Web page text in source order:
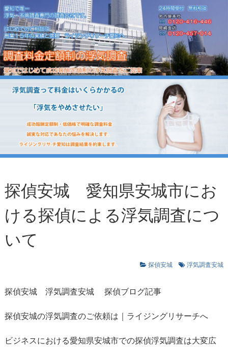
探偵安城 愛知県安城市にお
ける探偵による浮気調査につ
いて
探偵安城 浮気調査安城
探偵安城 浮気調査安城探偵ブログ記事
探偵安城の浮気調査のご依頼は｜ライジングリサーチへ
ビジネスにおける愛知県安城市での探偵浮気調査は大変広